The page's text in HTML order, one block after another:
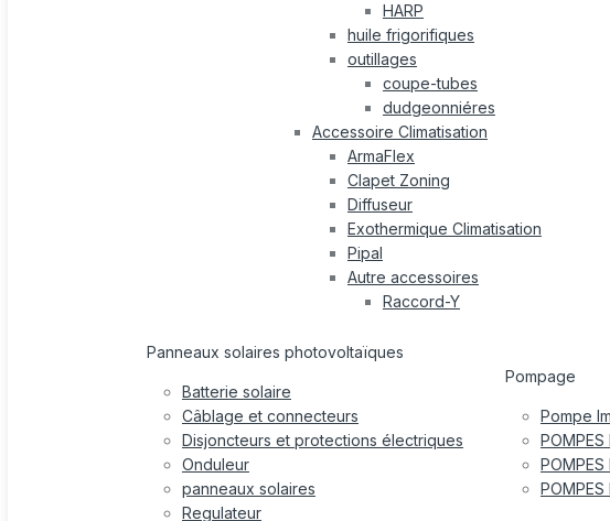
HARP
huile frigorifiques
outillages
coupe-tubes
dudgeonniéres
Accessoire Climatisation
ArmaFlex
Clapet Zoning
Diffuseur
Exothermique Climatisation
Pipal
Autre accessoires
Raccord-Y
Panneaux solaires photovoltaïques
Batterie solaire
Câblage et connecteurs
Disjoncteurs et protections électriques
Onduleur
panneaux solaires
Regulateur
Pompage
Pompe
POMPES
POMPES
POMPES